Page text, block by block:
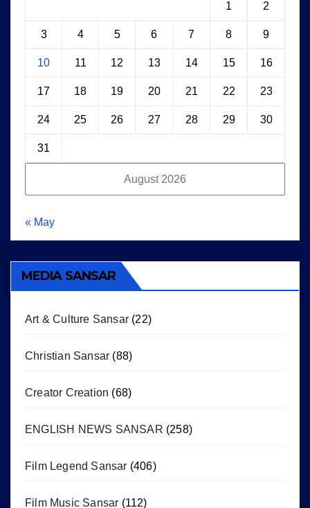
August 2026
1 2
3 4 5 6 7 8 9
10 11 12 13 14 15 16
17 18 19 20 21 22 23
24 25 26 27 28 29 30
31
« May
MEDIA SANSAR
Art & Culture Sansar (22)
Christian Sansar (88)
Creator Creation (68)
ENGLISH NEWS SANSAR (258)
Film Legend Sansar (406)
Film Music Sansar (112)